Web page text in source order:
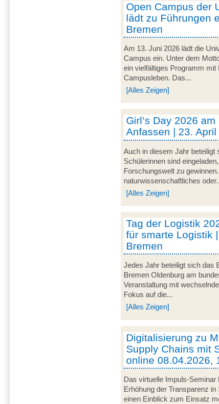
Open Campus der
lädt zu Führungen
Bremen
Am 13. Juni 2026 lädt die
Campus ein. Unter dem
ein vielfältiges Programm
Campusleben. Das...
[Alles Zeigen]
Girl’s Day 2026
Anfassen | 23.
Auch in diesem Jahr beteiligt
Schülerinnen sind
Forschungswelt zu
naturwissenschaftliches
[Alles Zeigen]
Tag der Logistik
für smarte Logistik
Bremen
Jedes Jahr beteiligt sich das
Bremen Oldenburg am
Veranstaltung mit
Fokus auf die...
[Alles Zeigen]
Digitalisierung zu
Supply Chains mit
online 08.04.2026,
Das virtuelle Impuls-Seminar
Erhöhung der Transparenz
einen Einblick zum Einsatz